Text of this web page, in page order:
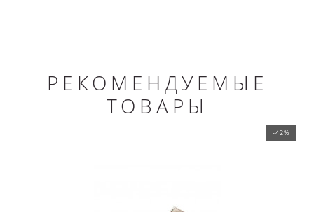
РЕКОМЕНДУЕМЫЕ
ТОВАРЫ
-42%